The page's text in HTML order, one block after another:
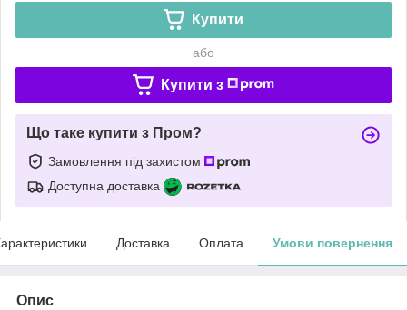
Купити
або
Купити з
Що таке купити з Пром?
Замовлення під захистом
Доступна доставка
Доставка Оплата Умови повернення
Опис